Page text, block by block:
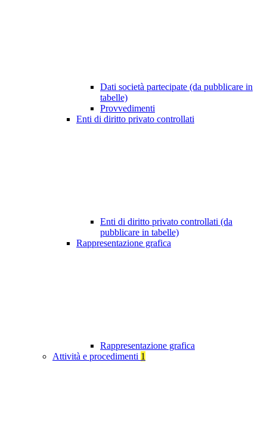
Dati società partecipate (da pubblicare in
tabelle)
Provvedimenti
Enti di diritto privato controllati
Enti di diritto privato controllati (da
pubblicare in tabelle)
Rappresentazione grafica
Rappresentazione grafica
Attività e procedimenti 1